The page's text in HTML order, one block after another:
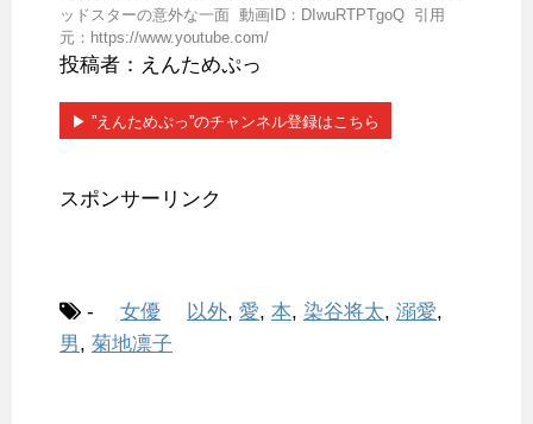
ッドスターの意外な一面 動画ID：DIwuRTPTgoQ 引用
元：https://www.youtube.com/
投稿者：えんためぷっ
▶︎ ”えんためぷっ”のチャンネル登録はこちら
スポンサーリンク
- 女優 以外, 愛, 本, 染谷将太, 溺愛,
男, 菊地凛子